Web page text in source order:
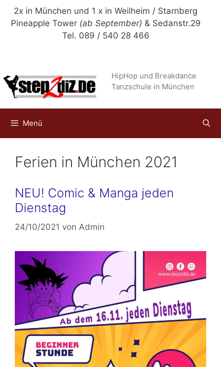
Zum
Inhalt
2x in München und 1 x in Weilheim / Starnberg
Pineapple Tower (ab September) & Sedanstr.29
Tel. 089 / 540 28 466
HipHop und Breakdance
Tanzschule in München
Menü
Ferien in München 2021
NEU! Comic & Manga jeden
Dienstag
24/10/2021 von Admin